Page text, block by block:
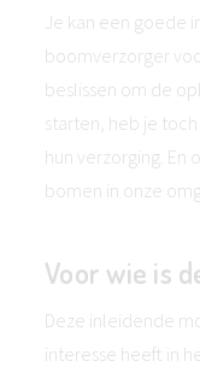
Je kan een goede
boomverzorger
beslissen om de
starten, heb je
hun verzorging. En
bomen in onze
Voor wie is
Deze inleidende
interesse heeft in